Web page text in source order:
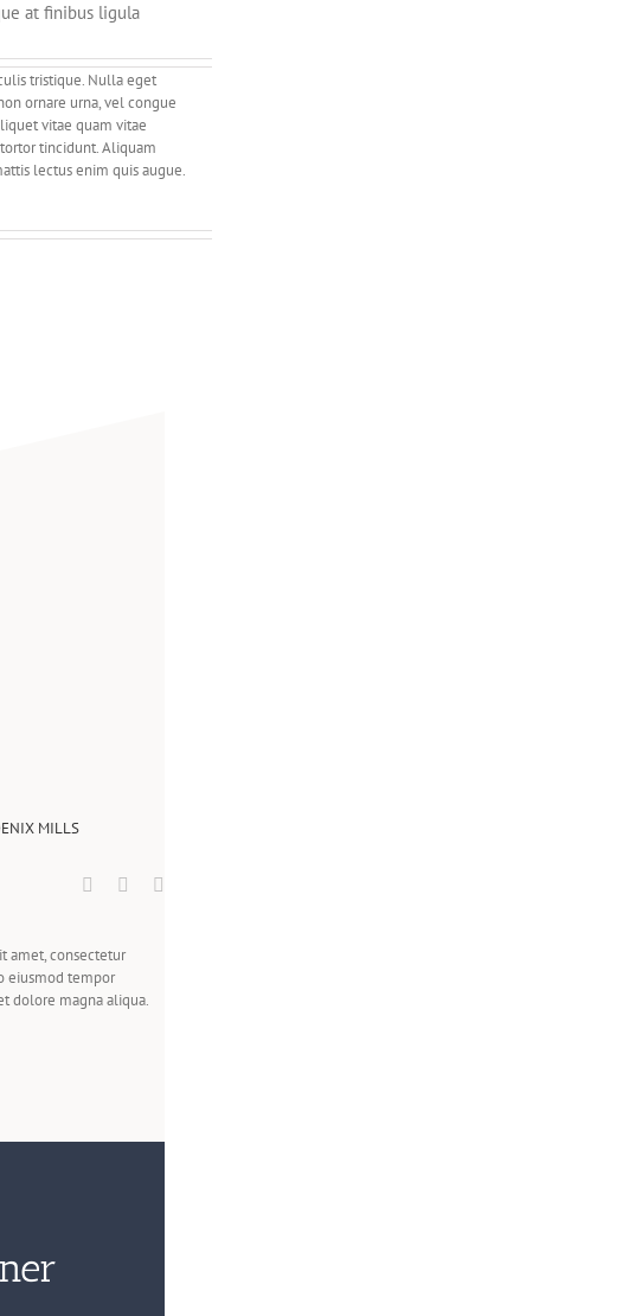
at finibus ligula
tristique. Nulla eget
ornare urna, vel congue
vitae quam vitae
tincidunt. Aliquam
lectus enim quis augue.
amet, consectetur
eiusmod tempor
dolore magna aliqua.